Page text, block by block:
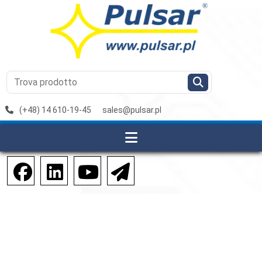
(+48) 14 610-19-45 sales@pulsar.pl